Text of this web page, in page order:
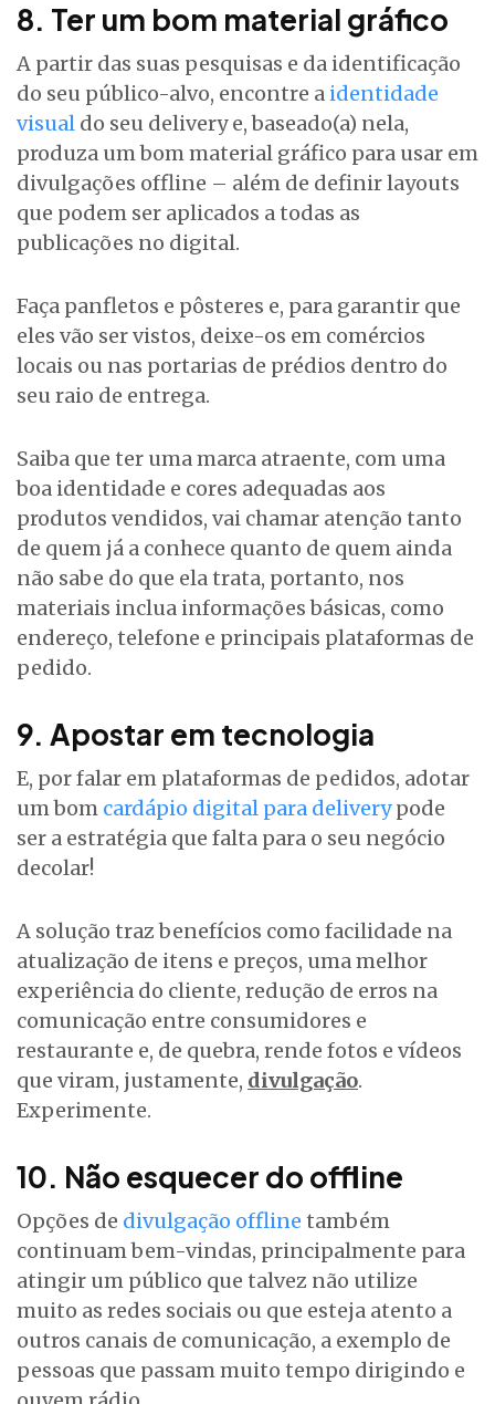
8. Ter um bom material gráfico
A partir das suas pesquisas e da identificação
do seu público-alvo, encontre a identidade
visual do seu delivery e, baseado(a) nela,
produza um bom material gráfico para usar em
divulgações offline – além de definir layouts
que podem ser aplicados a todas as
publicações no digital.
Faça panfletos e pôsteres e, para garantir que
eles vão ser vistos, deixe-os em comércios
locais ou nas portarias de prédios dentro do
seu raio de entrega.
Saiba que ter uma marca atraente, com uma
boa identidade e cores adequadas aos
produtos vendidos, vai chamar atenção tanto
de quem já a conhece quanto de quem ainda
não sabe do que ela trata, portanto, nos
materiais inclua informações básicas, como
endereço, telefone e principais plataformas de
pedido.
9. Apostar em tecnologia
E, por falar em plataformas de pedidos, adotar
um bom cardápio digital para deliverypode
ser a estratégia que falta para o seu negócio
decolar!
A solução traz benefícios como facilidade na
atualização de itens e preços, uma melhor
experiência do cliente, redução de erros na
comunicação entre consumidores e
restaurante e, de quebra, rende fotos e vídeos
que viram, justamente, divulgação.
Experimente.
10. Não esquecer do offline
Opções de divulgação offline também
continuam bem-vindas, principalmente para
atingir um público que talvez não utilize
muito as redes sociais ou que esteja atento a
outros canais de comunicação, a exemplo de
pessoas que passam muito tempo dirigindo e